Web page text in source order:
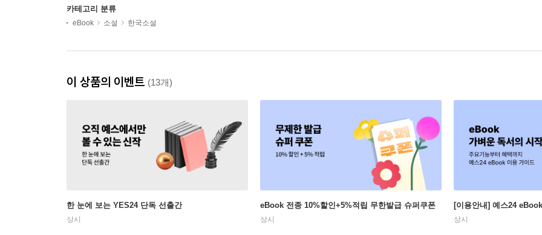
카테고리 분류
eBook 소설 한국소설
이 상품의 이벤트 (13개)
한 눈에 보는 YES24 단독 선출간
상시
eBook 전종 10%할인+5%적립 무한발급 슈퍼쿠폰
상시
[이용안내] 예스24
상시